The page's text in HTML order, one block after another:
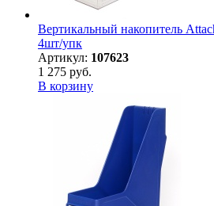
Вертикальный накопитель
4шт/упк
Артикул: 107623
1 275 руб.
В корзину